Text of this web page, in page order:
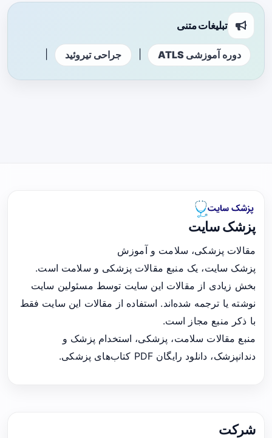
تبلیغات متنی
دوره آموزشی ATLS جراحی تیروئید
پزشک سایت
مقالات پزشکی، سلامت و آموزش
پزشک سایت، یک منبع مقالات پزشکی و سلامت است.
بخش زیادی از مقالات این سایت توسط مسئولین سایت
نوشته یا ترجمه شده‌اند. استفاده از مقالات این سایت فقط
با ذکر منبع مجاز است.
منبع مقالات سلامت، پزشکی، استخدام پزشک و
دندانپزشک، دانلود رایگان PDF کتاب‌های پزشکی.
شرکت